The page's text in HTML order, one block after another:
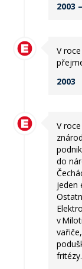
2003
V
2003
V
do
jeden
v
fritézy.